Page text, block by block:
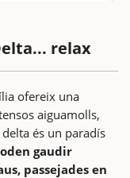
relax
ofereix una
aiguamolls,
és un paradís
gaudir
passejades en